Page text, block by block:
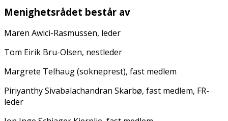
Menighetsrådet består av
Maren Awici-Rasmussen, leder
Tom Eirik Bru-Olsen, nestleder
Margrete Telhaug (sokneprest), fast medlem
Piriyanthy Sivabalachandran Skarbø, fast medlem, FR-
leder